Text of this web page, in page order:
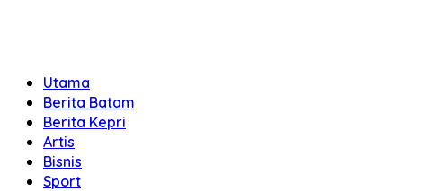
Utama
Berita Batam
Berita Kepri
Artis
Bisnis
Sport